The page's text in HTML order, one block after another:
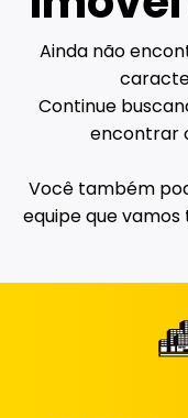
Ainda não
Continue
encontrar
Você também
equipe que